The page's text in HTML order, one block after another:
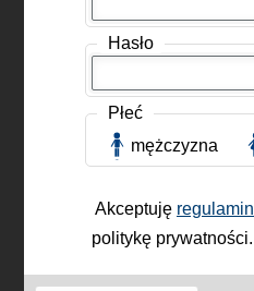
Hasło
Płeć
mężczyzna
Akceptuję regulamin
politykę prywatności.